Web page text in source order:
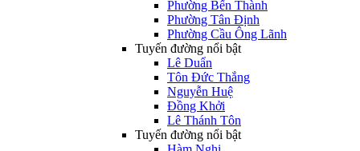
Phường Bến Thành
Phường Tân Định
Phường Cầu Ông Lãnh
Tuyến đường nổi bật
Lê Duẩn
Tôn Đức Thắng
Nguyễn Huệ
Đồng Khởi
Lê Thánh Tôn
Tuyến đường nổi bật